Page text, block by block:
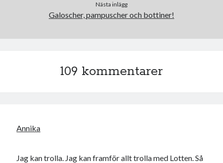
Nästa inlägg
Galoscher, pampuscher och bottiner!
109 kommentarer
Annika
Jag kan trolla. Jag kan framför allt trolla med Lotten. Så